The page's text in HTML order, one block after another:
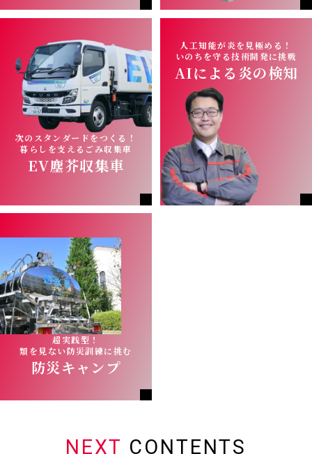
次のスタンダードをつくる！
暮らしを⽀えるごみ収集車
EV塵芥収集⾞
人工知能が炎を見極める！
いのちを守る技術開発に挑戦
AIによる炎の検知
超実践型！
類を⾒ない防災訓練に挑む
防災キャンプ
NEXT CONTENTS